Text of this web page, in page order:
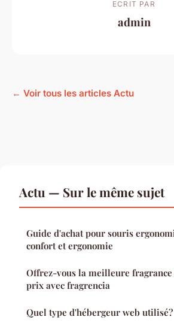
ECRIT PAR
admin
← Voir tous les articles Actu
Actu — Sur le même sujet
Guide d'achat pour souris
confort et ergonomie
Offrez-vous la meilleure
prix avec fragrencia
Quel type d'hébergeur web utilisé?